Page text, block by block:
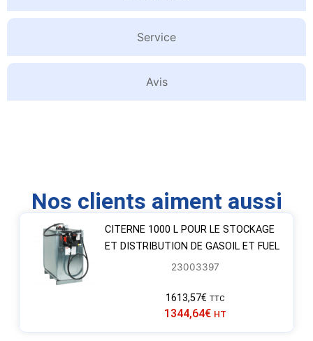
Service
Avis
Nos clients aiment aussi
CITERNE 1000 L POUR LE STOCKAGE
ET DISTRIBUTION DE GASOIL ET FUEL
23003397
1613,57€ TTC
1344,64€ HT